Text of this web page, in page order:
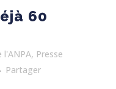
60
l'ANPA, Presse
Partager